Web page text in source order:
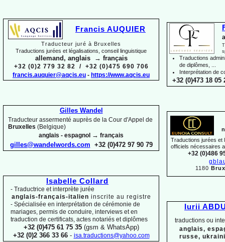
Traductions
de diplômes, ...
Interprétation de
+32 (0)473 18 05
Traductions jurées et
officiels nécessaires
+32 (0)486
1180
Iurii
traductions ou
anglais,
russe,
Francis AUQUIER
Traducteur juré à Bruxelles
Traductions jurées et légalisations, conseil linguistique
allemand, anglais → français
+32 (0)2 779 32 82 / +32 (0)475 690 706
francis.auquier@aqcis.eu - https://www.aqcis.eu
Gilles Wandel
Traducteur assermenté auprès de la Cour d'Appel de
Bruxelles (Belgique)
anglais - espagnol → français
gilles@wandelwords.com +32 (0)472 97 90 79
Isabelle Collard
- Traductrice et interprète jurée
anglais-français-italien inscrite au registre
- Spécialisée en interprétation de cérémonie de
mariages, permis de conduire, interviews et en
traduction de certificats, actes notariés et diplômes
+32 (0)475 61 75 35(gsm & WhatsApp)
+32 (0)2 366 33 66 - isa.traductions@yahoo.com